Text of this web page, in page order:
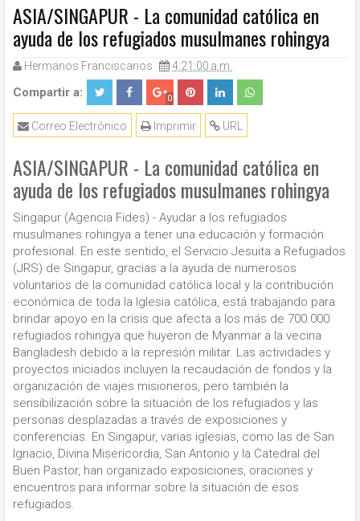
ASIA/SINGAPUR - La comunidad católica en
ayuda de los refugiados musulmanes rohingya
Hermanos Franciscanos 4:21:00 a.m.
Compartir a: 0
URL
Imprimir
Correo Electrónico
ASIA/SINGAPUR - La comunidad católica en
ayuda de los refugiados musulmanes rohingya
Singapur (Agencia Fides) - Ayudar a los refugiados
musulmanes rohingya a tener una educación y formación
profesional. En este sentido, el Servicio Jesuita a Refugiados
(JRS) de Singapur, gracias a la ayuda de numerosos
voluntarios de la comunidad católica local y la contribución
económica de toda la Iglesia católica, está trabajando para
brindar apoyo en la crisis que afecta a los más de 700.000
refugiados rohingya que huyeron de Myanmar a la vecina
Bangladesh debido a la represión militar. Las actividades y
proyectos iniciados incluyen la recaudación de fondos y la
organización de viajes misioneros, pero también la
sensibilización sobre la situación de los refugiados y las
personas desplazadas a través de exposiciones y
conferencias. En Singapur, varias iglesias, como las de San
Ignacio, Divina Misericordia, San Antonio y la Catedral del
Buen Pastor, han organizado exposiciones, oraciones y
encuentros para informar sobre la situación de esos
refugiados.